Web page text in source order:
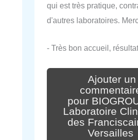
qui est très pratique,
d'autres laboratoires.
- Très bon accueil,
Ajouter un
pour
Laboratoire
des
Versailles